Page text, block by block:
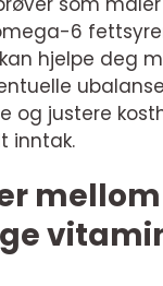
6
hjelpe deg
og justere
inntak.
mellom